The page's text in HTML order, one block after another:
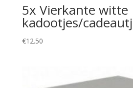
5x Vierkante witte
kadootjes/
€12.50